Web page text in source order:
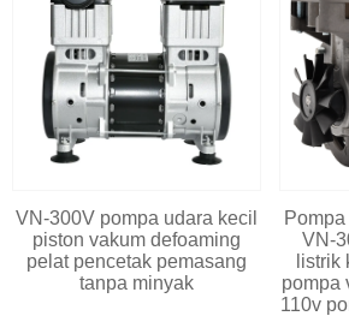
VN-300V pompa udara kecil
piston vakum defoaming
pelat pencetak pemasang
tanpa minyak
VN-
listrik
pompa
110v